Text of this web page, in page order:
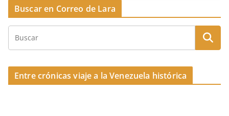
b
o
k
d ar
Buscar en Correo de Lara
Entre crónicas viaje a la Venezuela histórica